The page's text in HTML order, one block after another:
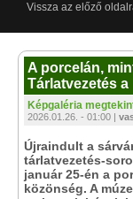
Vissza az előző
A porcelán,
Tárlatvezetés
Képgaléria
2026.01.26. - 01:00 |
Újraindult a
tárlatvezetés-
január 25-én a
közönség. A